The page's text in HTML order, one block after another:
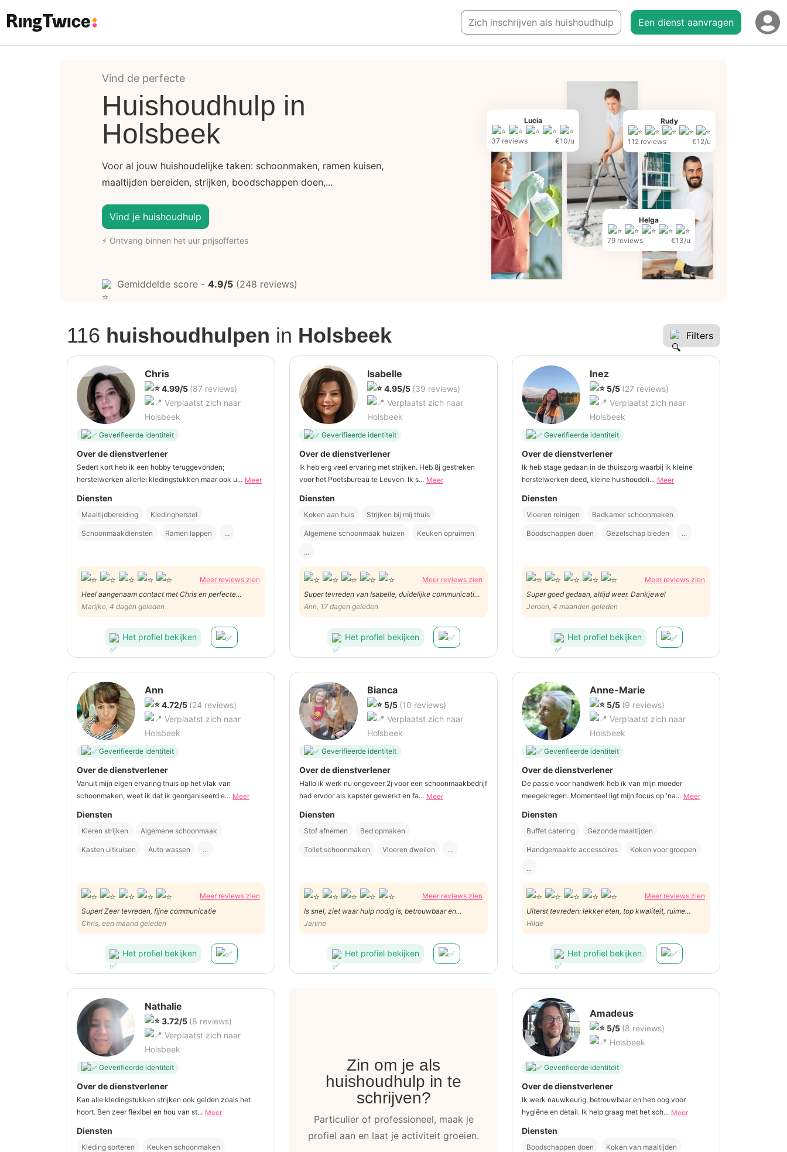
Zich inschrijven als huishoudhulp Een dienst aanvragen
Lucia
37 reviews €10/u
Helga
79 reviews €13/u
Rudy
112 reviews €12/u
Vind de perfecte
Huishoudhulp in
Holsbeek
Voor al jouw huishoudelijke taken: schoonmaken, ramen kuisen,
maaltijden bereiden, strijken, boodschappen doen,...
Vind je huishoudhulp
⚡ Ontvang binnen het uur prijsoffertes
Gemiddelde score - 4.9/5 (248 reviews)
116 huishoudhulpen in Holsbeek Filters
Chris
4.99/5 (87 reviews)
Verplaatst zich naar
Holsbeek
Geverifieerde identiteit
Over de dienstverlener
Sedert kort heb ik een hobby teruggevonden;
herstelwerken allerlei kledingstukken maar ook u... Meer
Diensten
Maaltijdbereiding Kledingherstel
Schoonmaakdiensten Ramen lappen ...
Meer reviews zien
Heel aangenaam contact met Chris en perfecte
opvolging.
Marijke, 4 dagen geleden
Het profiel bekijken
Isabelle
4.95/5 (39 reviews)
Verplaatst zich naar
Holsbeek
Geverifieerde identiteit
Over de dienstverlener
Ik heb erg veel ervaring met strijken. Heb 8j gestreken
voor het Poetsbureau te Leuven. Ik s... Meer
Diensten
Koken aan huis Strijken bij mij thuis
Algemene schoonmaak huizen Keuken opruimen
...
Meer reviews zien
Super tevreden van Isabelle, duidelijke communicatie.
Ze is ook super vriendelijk en de was was ook prima
gestreken
Ann, 17 dagen geleden
Het profiel bekijken
Inez
5/5 (27 reviews)
Verplaatst zich naar
Holsbeek
Geverifieerde identiteit
Over de dienstverlener
Ik heb stage gedaan in de thuiszorg waarbij ik kleine
herstelwerken deed, kleine huishoudeli... Meer
Diensten
Vloeren reinigen Badkamer schoonmaken
Boodschappen doen Gezelschap bieden ...
Meer reviews zien
Super goed gedaan, altijd weer. Dankjewel
Jeroen, 4 maanden geleden
Het profiel bekijken
Ann
4.72/5 (24 reviews)
Verplaatst zich naar
Holsbeek
Geverifieerde identiteit
Over de dienstverlener
Vanuit mijn eigen ervaring thuis op het vlak van
schoonmaken, weet ik dat ik georganiseerd e... Meer
Diensten
Kleren strijken Algemene schoonmaak
Kasten uitkuisen Auto wassen ...
Meer reviews zien
Super! Zeer tevreden, fijne communicatie
Chris, een maand geleden
Het profiel bekijken
Bianca
5/5 (10 reviews)
Verplaatst zich naar
Holsbeek
Geverifieerde identiteit
Over de dienstverlener
Hallo ik werk nu ongeveer 2j voor een schoonmaakbedrijf
had ervoor als kapster gewerkt en fa... Meer
Diensten
Stof afnemen Bed opmaken
Toilet schoonmaken Vloeren dweilen ...
Meer reviews zien
Is snel, ziet waar hulp nodig is, betrouwbaar en
vriendelijk!!
Janine
Het profiel bekijken
Anne-Marie
5/5 (9 reviews)
Verplaatst zich naar
Holsbeek
Geverifieerde identiteit
Over de dienstverlener
De passie voor handwerk heb ik van mijn moeder
meegekregen. Momenteel ligt mijn focus op 'na... Meer
Diensten
Buffet catering Gezonde maaltijden
Handgemaakte accessoires Koken voor groepen
...
Meer reviews zien
Uiterst tevreden: lekker eten, top kwaliteit, ruime
porties, genereus en bijzonder vriendelijk, beste
service tot in mijn keuken. Super Kerstfeest gehad
ondanks de drukte op het werk. Onze waardering voor
Anne-Marie!
Hilde
Het profiel bekijken
Nathalie
3.72/5 (8 reviews)
Verplaatst zich naar
Holsbeek
Geverifieerde identiteit
Over de dienstverlener
Kan alle kledingstukken strijken ook gelden zoals het
hoort. Ben zeer flexibel en hou van st... Meer
Diensten
Kleding sorteren Keuken schoonmaken
Zin om je als
huishoudhulp in te
schrijven?
Particulier of professioneel, maak je
profiel aan en laat je activiteit groeien.
Amadeus
5/5 (8 reviews)
Holsbeek
Geverifieerde identiteit
Over de dienstverlener
Ik werk nauwkeurig, betrouwbaar en heb oog voor
hygiëne en detail. Ik help graag met het sch... Meer
Diensten
Boodschappen doen Koken van maaltijden